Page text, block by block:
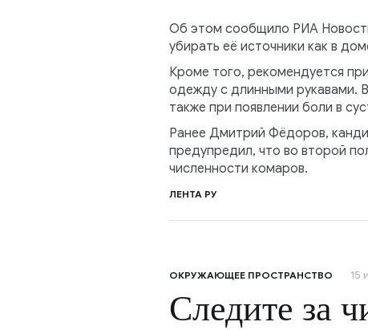
Об этом сообщило РИА
убирать её источники как в
Кроме того, рекомендуется
одежду с длинными рукавами.
также при появлении боли в
Ранее Дмитрий Фёдоров,
предупредил, что во второй
численности комаров.
ЛЕНТА РУ
ОКРУЖАЮЩЕЕ ПРОСТРАНСТВО 15
Следите за